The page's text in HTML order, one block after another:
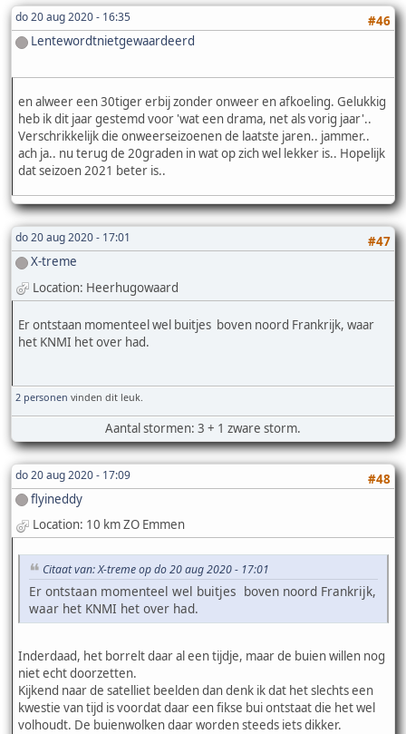
do 20 aug 2020 - 16:35
#46
Lentewordtnietgewaardeerd
en alweer een 30tiger erbij zonder onweer en afkoeling. Gelukkig
heb ik dit jaar gestemd voor 'wat een drama, net als vorig jaar'..
Verschrikkelijk die onweerseizoenen de laatste jaren.. jammer..
ach ja.. nu terug de 20graden in wat op zich wel lekker is.. Hopelijk
dat seizoen 2021 beter is..
do 20 aug 2020 - 17:01
#47
X-treme
Location: Heerhugowaard
Er ontstaan momenteel wel buitjes boven noord Frankrijk, waar
het KNMI het over had.
2 personen vinden dit leuk.
Aantal stormen: 3 + 1 zware storm.
do 20 aug 2020 - 17:09
#48
flyineddy
Location: 10 km ZO Emmen
Citaat van: X-treme op do 20 aug 2020 - 17:01
Er ontstaan momenteel wel buitjes boven noord Frankrijk,
waar het KNMI het over had.
Inderdaad, het borrelt daar al een tijdje, maar de buien willen nog
niet echt doorzetten.
Kijkend naar de satelliet beelden dan denk ik dat het slechts een
kwestie van tijd is voordat daar een fikse bui ontstaat die het wel
volhoudt. De buienwolken daar worden steeds iets dikker.